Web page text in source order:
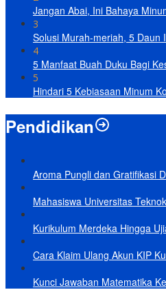
Jangan Abai, Ini Bahaya
3
Solusi Murah-meriah, 5 Daun
4
5 Manfaat Buah Duku Bagi
5
Hindari 5 Kebiasaan Minum
Pendidikan
Aroma Pungli dan Gratifikasi
Mahasiswa Universitas
Kurikulum Merdeka Hingga
Cara Klaim Ulang Akun KIP
Kunci Jawaban Matematika